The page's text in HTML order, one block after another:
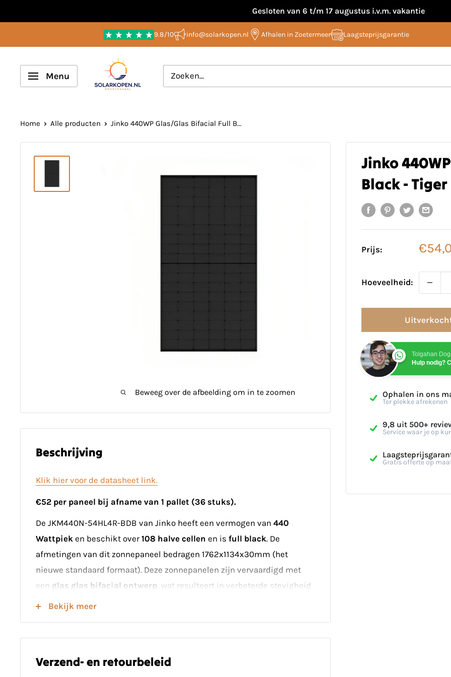
naar
Gesloten van 6 t/m 17 augustus i.v.m. vakantie
9.8/10 info@solarkopen.nl Afhalen in Zoetermeer Laagsteprijsgarantie
Menu
Solarkopen.nl
Home Alle producten Jinko 440WP Glas/Glas Bifacial Full B...
Beweeg over de afbeelding om in te zoomen
Jinko
Black -
Prijs:
Hoeveelheid:
Tolgahan
Hulp nodig?
Ophalen in ons
Ter plekke afrekenen
9,8 uit 500+
Service waar je op
Gratis offerte op
Beschrijving
Klik hier voor de datasheet link.
€52 per paneel bij afname van 1 pallet (36 stuks).
De JKM440N-54HL4R-BDB van Jinko heeft een vermogen van 440
Wattpiek en beschikt over108 halve cellen en is full black. De
afmetingen van dit zonnepaneel bedragen 1762x1134x30mm (het
nieuwe standaard formaat). Deze zonnepanelen zijn vervaardigd met
een glas glas bifacial ontwerp , wat resulteert in verbeterde stevigheid
en bescherming tegen schokken, vocht en extreme
pallet.
Bekijk meer
Verzend- en retourbeleid